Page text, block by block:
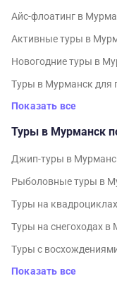
Айс-флоатинг в
Активные туры в
Новогодние туры в
Туры в Мурманск для
Показать все
Туры в Мурманск
Джип-туры в
Рыболовные туры в
Туры на
Туры на снегоходах в
Туры с
Показать все